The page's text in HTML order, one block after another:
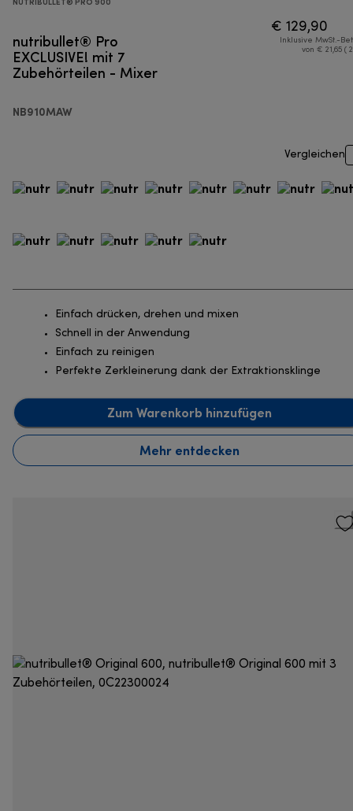
nutribullet® Pro
EXCLUSIVE! mit 7
Zubehörteilen - Mixer
NB910MAW
€ 129,90
Inklusive MwSt.-
von € 21,65 (
Vergleichen
Einfach drücken, drehen und mixen
Schnell in der Anwendung
Einfach zu reinigen
Perfekte Zerkleinerung dank der Extraktionsklinge
Zum Warenkorb hinzufügen
Mehr entdecken